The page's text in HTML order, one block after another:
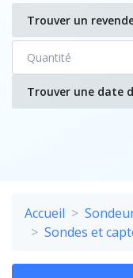
Trouver un
Trouver une date
Accueil
Sondes et